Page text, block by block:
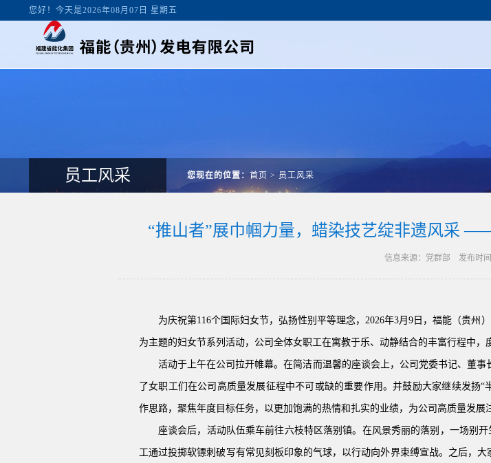
您好！今天是2026年08月07日 星期五
员工风采 您现在的位置： 首页 > 员工风采
“推山者”展巾帼力量，蜡染技艺绽非遗风采
信息来源：党群部 发布时间
为庆祝第116个国际妇女节，弘扬性别平等理念，2026年3月9 日，福能（贵州
为主题的妇女节系列活动，公司全体女职工在寓教于乐、动静结合的丰富行程中，
活动于上午在公司拉开帷幕。在简洁而温馨的座谈会上，公司党委书记、董
了女职工们在公司高质量发展征程中不可或缺的重要作用。并鼓励大家继续发扬
作思路，聚焦年度目标任务，以更加饱满的热情和扎实的业绩，为公司高质量发展
座谈会后，活动队伍乘车前往六枝特区落别镇。在风景秀丽的落别，一场别
工通过投掷软镖刺破写有常见刻板印象的气球，以行动向外界束缚宣战。之后，